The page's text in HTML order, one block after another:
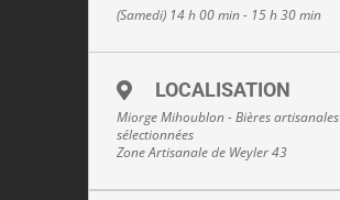
(Samedi) 14 h 00 min - 15 h 30 min
LOCALISATION
Miorge Mihoublon - Bières artisanales
sélectionnées
Zone Artisanale de Weyler 43